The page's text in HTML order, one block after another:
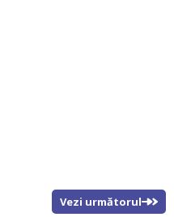
Vezi următorul